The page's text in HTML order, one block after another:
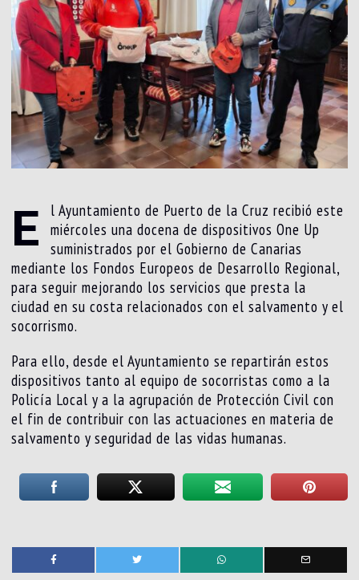
E
l Ayuntamiento de Puerto de la Cruz recibió este
miércoles una docena de dispositivos One Up
suministrados por el Gobierno de Canarias
mediante los Fondos Europeos de Desarrollo Regional,
para seguir mejorando los servicios que presta la
ciudad en su costa relacionados con el salvamento y el
socorrismo.
Para ello, desde el Ayuntamiento se repartirán estos
dispositivos tanto al equipo de socorristas como a la
Policía Local y a la agrupación de Protección Civil con
el fin de contribuir con las actuaciones en materia de
salvamento y seguridad de las vidas humanas.